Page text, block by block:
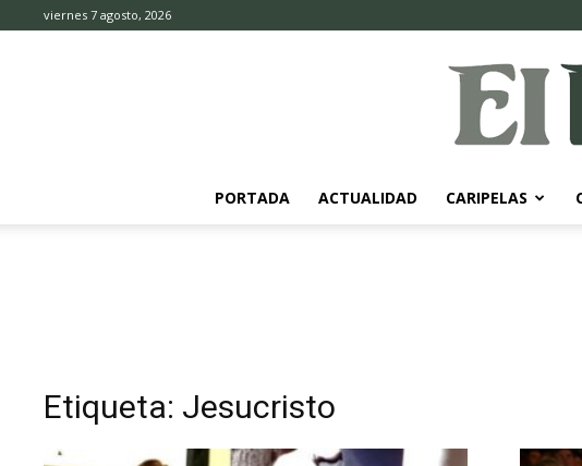
viernes 7 agosto, 2026
PORTADA ACTUALIDAD CARIPELAS
Etiqueta: Jesucristo